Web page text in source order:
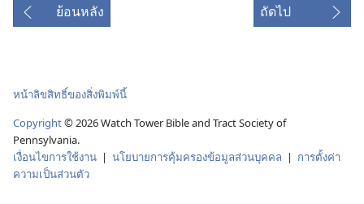
ย้อนหลัง ถัดไป
หน้าลิขสิทธิ์ของสิ่งพิมพ์นี้
Copyright© 2026 Watch Tower Bible and Tract Society of
Pennsylvania.
เงื่อนไขการใช้งาน | นโยบายการคุ้มครองข้อมูลส่วนบุคคล | การตั้งค่า
ความเป็นส่วนตัว